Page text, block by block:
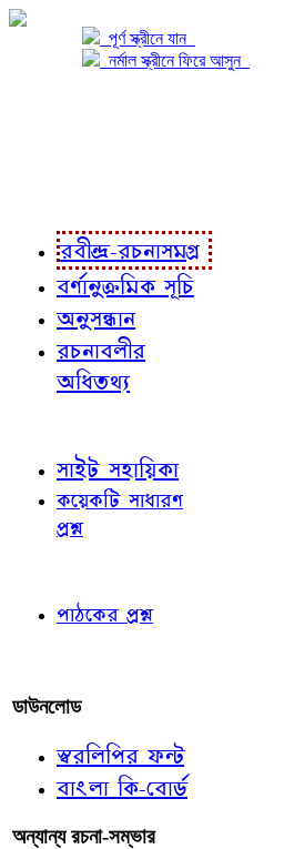
পূর্ণ স্ক্রীনে যান
নর্মাল স্ক্রীনে ফিরে আসুন
রবীন্দ্র-রচনাসমগ্র
বর্ণানুক্রমিক সূচি
অনুসন্ধান
রচনাবলীর
অধিতথ্য
সাইট সহায়িকা
কয়েকটি সাধারণ
প্রশ্ন
পাঠকের প্রশ্ন
ডাউনলোড
স্বরলিপির ফন্ট
বাংলা কি-বোর্ড
অন্যান্য রচনা-সম্ভার